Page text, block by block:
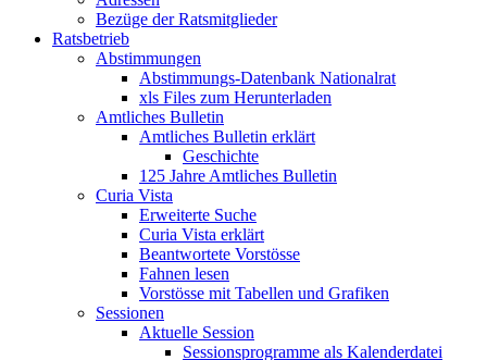
Bezüge der Ratsmitglieder
Ratsbetrieb
Abstimmungen
Abstimmungs-Datenbank Nationalrat
xls Files zum Herunterladen
Amtliches Bulletin
Amtliches Bulletin erklärt
Geschichte
125 Jahre Amtliches Bulletin
Curia Vista
Erweiterte Suche
Curia Vista erklärt
Beantwortete Vorstösse
Fahnen lesen
Vorstösse mit Tabellen und Grafiken
Sessionen
Aktuelle Session
Sessionsprogramme als Kalenderdatei